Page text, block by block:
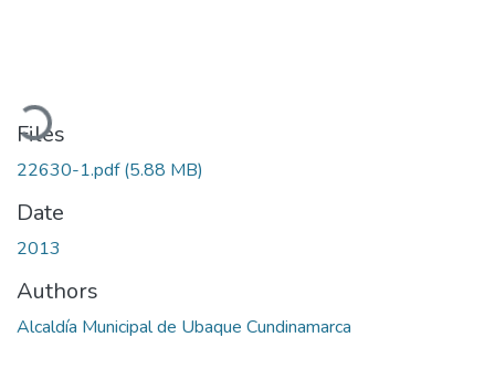
Files
22630-1.pdf(5.88 MB)
Date
2013
Authors
Alcaldía Municipal de Ubaque Cundinamarca